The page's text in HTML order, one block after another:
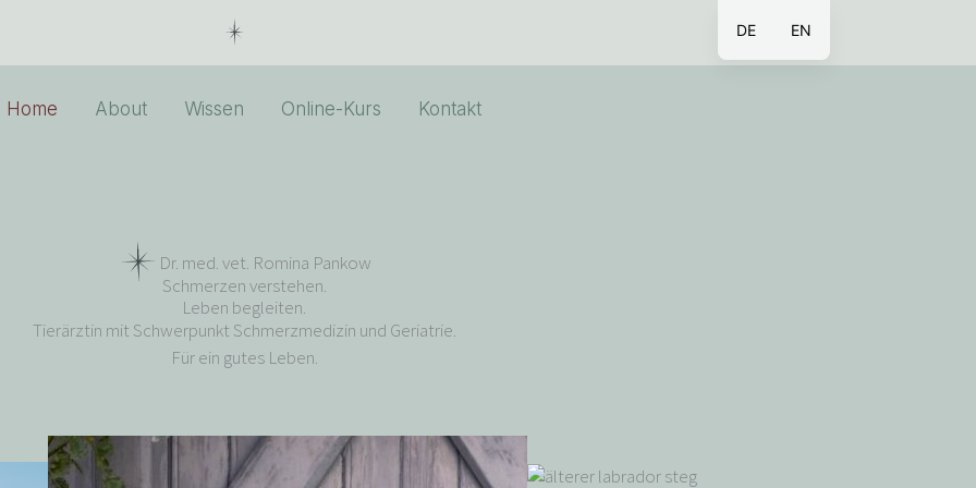
Home About Wissen Online-Kurs Kontakt
Dr. med. vet. Romina Pankow
Schmerzen verstehen.
Leben begleiten.
Tierärztin mit Schwerpunkt Schmerzmedizin und Geriatrie.
Für ein gutes Leben.
DE EN